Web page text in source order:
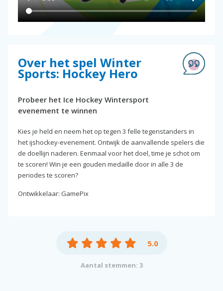
Over het spel Winter
Sports: Hockey Hero
Probeer het Ice Hockey Wintersport
evenement te winnen
Kies je held en neem het op tegen 3 felle tegenstanders in
het ijshockey-evenement. Ontwijk de aanvallende spelers die
de doellijn naderen. Eenmaal voor het doel, time je schot om
te scoren! Win je een gouden medaille door in alle 3 de
periodes te scoren?
Ontwikkelaar: GamePix
5.0
Aantal stemmen: 3